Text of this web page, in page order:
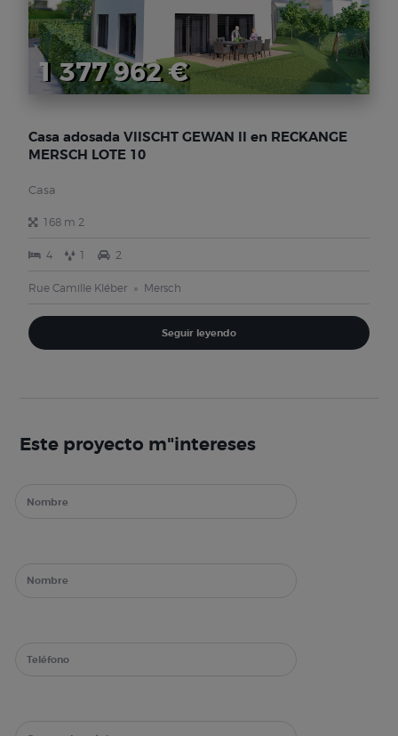
1 377 962 €
Casa adosada VIISCHT GEWAN II en RECKANGE
MERSCH LOTE 10
Casa
168 m 2
4 1 2
Rue Camille Kléber Mersch
Seguir leyendo
Este proyecto m"intereses